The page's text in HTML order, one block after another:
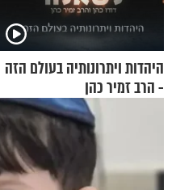
היהדות ויתרונותיה בעולם הזה
- הרב זמיר כהן